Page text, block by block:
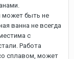
может быть не
ванна не всегда
с
Работа
сплавом, может